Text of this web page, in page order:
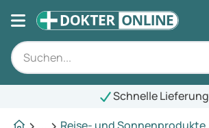
Schnelle Lieferung